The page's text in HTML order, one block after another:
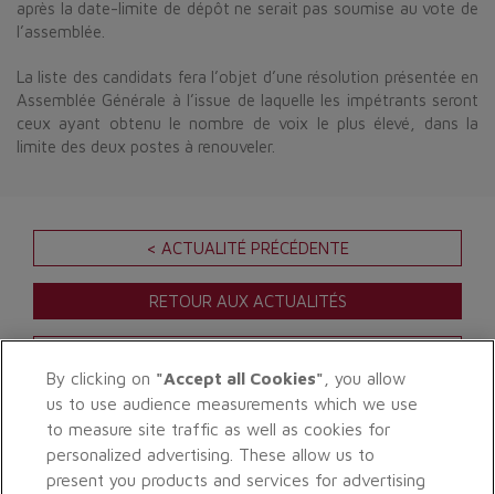
après la date-limite de dépôt ne serait pas soumise au vote de
l’assemblée.
La liste des candidats fera l’objet d’une résolution présentée en
Assemblée Générale à l’issue de laquelle les impétrants seront
ceux ayant obtenu le nombre de voix le plus élevé, dans la
limite des deux postes à renouveler.
< ACTUALITÉ PRÉCÉDENTE
RETOUR AUX ACTUALITÉS
By clicking on "Accept all Cookies" , you allow
us to use audience measurements which we use
to measure site traffic as well as cookies for
personalized advertising. These allow us to
present you products and services for advertising